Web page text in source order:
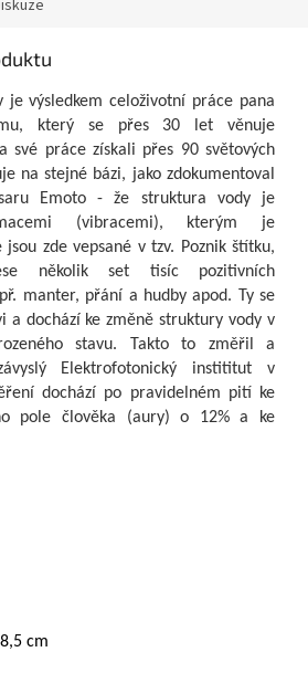
je výsledkem celoživotní práce pana
který se přes 30 let věnuje
své práce získali přes 90 světových
na stejné bázi, jako zdokumentoval
Emoto - že struktura vody je
(vibracemi), kterým je
zde vepsané v tzv. Poznik štítku,
několik set tisíc pozitivních
manter, přání a hudby apod. Ty se
a dochází ke změně struktury vody v
stavu. Takto to změřil a
Elektrofotonický instititut v
dochází po pravidelném pití ke
pole člověka (aury) o 12% a ke
cm